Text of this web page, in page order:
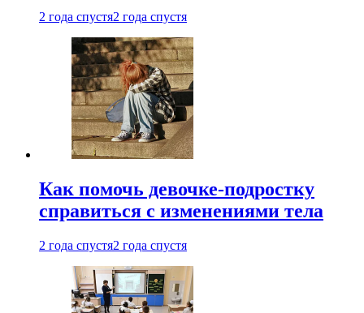
2 года спустя2 года спустя
Как помочь девочке-подростку
справиться с изменениями тела
2 года спустя2 года спустя